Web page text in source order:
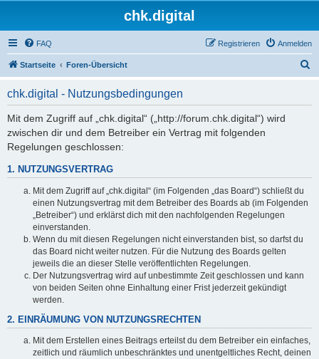
chk.digital
FAQ Anmelden
Registrieren
Startseite Foren-Übersicht
chk.digital - Nutzungsbedingungen
Mit dem Zugriff auf „chk.digital“ („http://forum.chk.digital“) wird
zwischen dir und dem Betreiber ein Vertrag mit folgenden
Regelungen geschlossen:
1. NUTZUNGSVERTRAG
Mit dem Zugriff auf „chk.digital“ (im Folgenden „das Board“) schließt du
einen Nutzungsvertrag mit dem Betreiber des Boards ab (im Folgenden
„Betreiber“) und erklärst dich mit den nachfolgenden Regelungen
einverstanden.
Wenn du mit diesen Regelungen nicht einverstanden bist, so darfst du
das Board nicht weiter nutzen. Für die Nutzung des Boards gelten
jeweils die an dieser Stelle veröffentlichten Regelungen.
Der Nutzungsvertrag wird auf unbestimmte Zeit geschlossen und kann
von beiden Seiten ohne Einhaltung einer Frist jederzeit gekündigt
werden.
2. EINRÄUMUNG VON NUTZUNGSRECHTEN
Mit dem Erstellen eines Beitrags erteilst du dem Betreiber ein einfaches,
zeitlich und räumlich unbeschränktes und unentgeltliches Recht, deinen